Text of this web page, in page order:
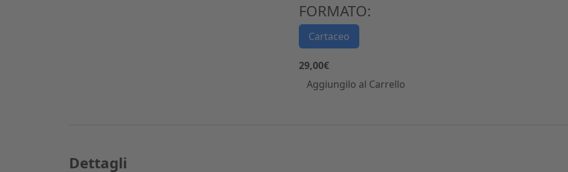
FORMATO:
Cartaceo
29,00€
Aggiungilo al Carrello
Dettagli